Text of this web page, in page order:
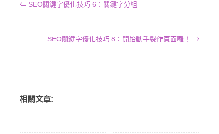
⇐ SEO關鍵字優化技巧 6：關鍵字分組
SEO關鍵字優化技巧 8：開始動手製作頁面囉！ ⇒
相關文章: